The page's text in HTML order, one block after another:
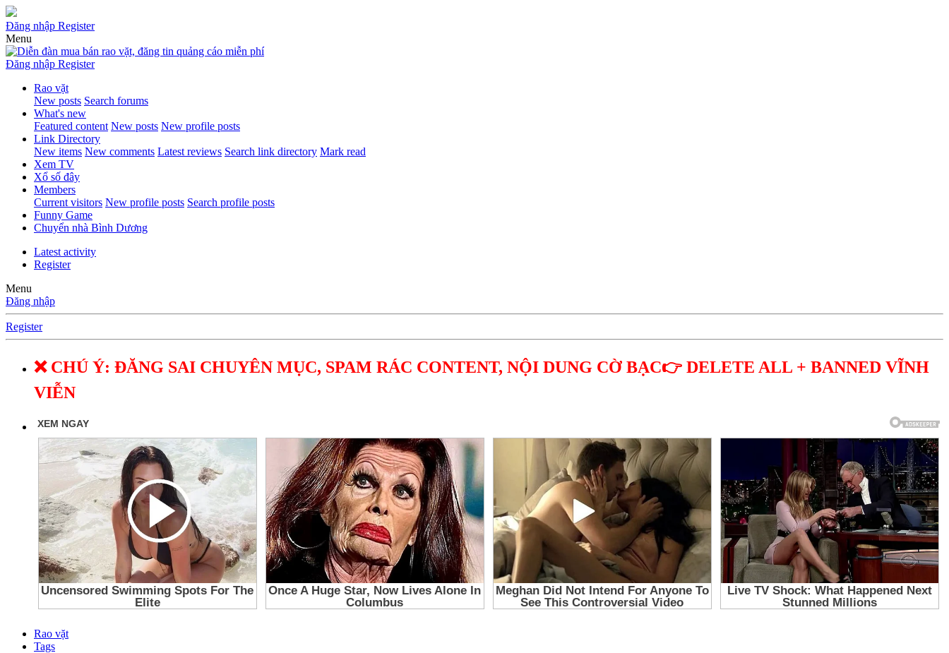
Đăng nhập Register
Menu
Đăng nhập Register
Rao vặt
New posts Search forums
What's new
Featured content New posts New profile posts
Link Directory
New items New comments Latest reviews Search link directory Mark read
Xem TV
Xổ số đây
Members
Current visitors New profile posts Search profile posts
Funny Game
Chuyển nhà Bình Dương
Latest activity
Register
Menu
Đăng nhập
Register
❌ CHÚ Ý: ĐĂNG SAI CHUYÊN MỤC, SPAM RÁC CONTENT, NỘI DUNG CỜ BẠC👉 DELETE ALL + BANNED VĨNH
VIỄN
Rao vặt
Tags